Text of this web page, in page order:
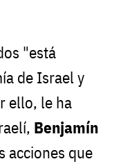
"está
de Israel y
ello, le ha
Benjamín
acciones que